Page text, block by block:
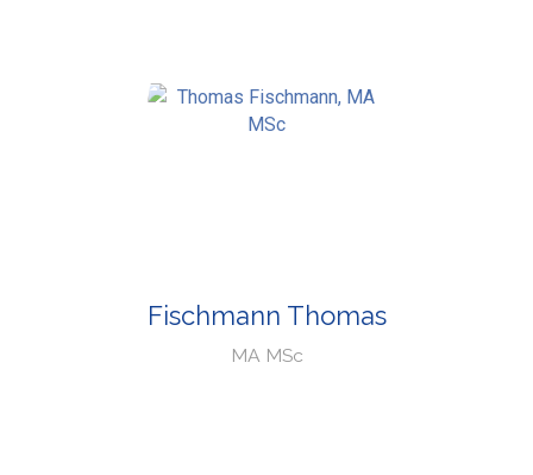
Fischmann Thomas
MA MSc